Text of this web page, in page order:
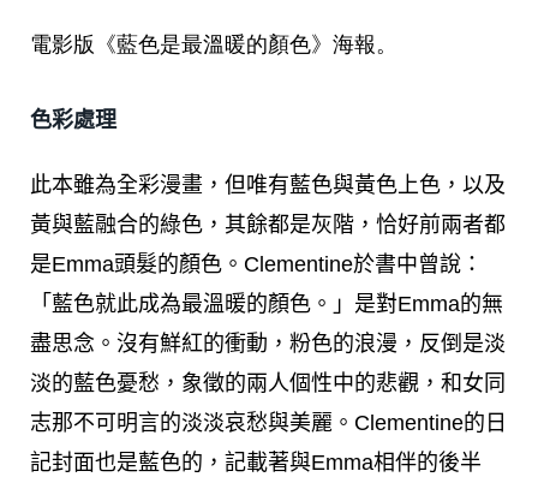
電影版《藍色是最溫暖的顏色》海報。
色彩處理
此本雖為全彩漫畫，但唯有藍色與黃色上色，以及
黃與藍融合的綠色，其餘都是灰階，恰好前兩者都
是Emma頭髮的顏色。Clementine於書中曾說：
「藍色就此成為最溫暖的顏色。」是對Emma的無
盡思念。沒有鮮紅的衝動，粉色的浪漫，反倒是淡
淡的藍色憂愁，象徵的兩人個性中的悲觀，和女同
志那不可明言的淡淡哀愁與美麗。Clementine的日
記封面也是藍色的，記載著與Emma相伴的後半